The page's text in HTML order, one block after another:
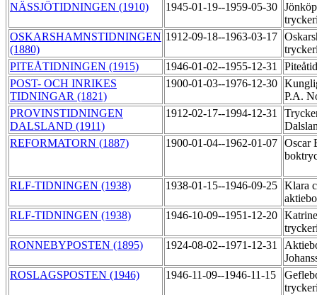
NÄSSJÖTIDNINGEN (1910)
1945-01-19--1959-05-30
OSKARSHAMNSTIDNINGEN
(1880)
1912-09-18--1963-03-17
PITEÅTIDNINGEN (1915)
1946-01-02--1955-12-31
POST- OCH INRIKES
TIDNINGAR (1821)
1900-01-03--1976-12-30
P.A.
PROVINSTIDNINGEN
DALSLAND (1911)
1912-02-17--1994-12-31
REFORMATORN (1887)
1900-01-04--1962-01-07 Oscar
RLF-TIDNINGEN (1938) 1938-01-15--1946-09-25 Klara
RLF-TIDNINGEN (1938)
1946-10-09--1951-12-20
RONNEBYPOSTEN (1895)
1924-08-02--1971-12-31
ROSLAGSPOSTEN (1946)
1946-11-09--1946-11-15